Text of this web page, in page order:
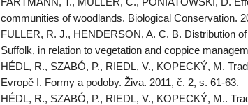
communities of woodlands. Biological Conservation.
FULLER, R. J., HENDERSON, A. C. B. Distribution
Suffolk, in relation to vegetation and coppice
HÉDL, R., SZABÓ, P., RIEDL, V., KOPECKÝ, M.
Evropě I. Formy a podoby. Živa. 2011, č. 2, s. 61-63.
HÉDL, R., SZABÓ, P., RIEDL, V., KOPECKÝ, M..